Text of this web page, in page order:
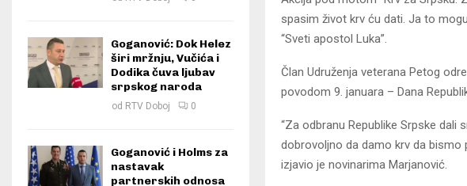
spasim život krv ću dati. Ja to
“Sveti apostol Luka”.
Član Udruženja veterana Petog
povodom 9. januara – Dana
“Za odbranu Republike Srpske dali
dobrovoljno da damo krv da
izjavio je novinarima Marjanović.
Goganović: Dok Helez
širi mržnju, Vučića i
Dodika čuva ljubav
srpskog naroda
od RTV Doboj 0
Goganović i Holms za
nastavak
partnerskih odnosa